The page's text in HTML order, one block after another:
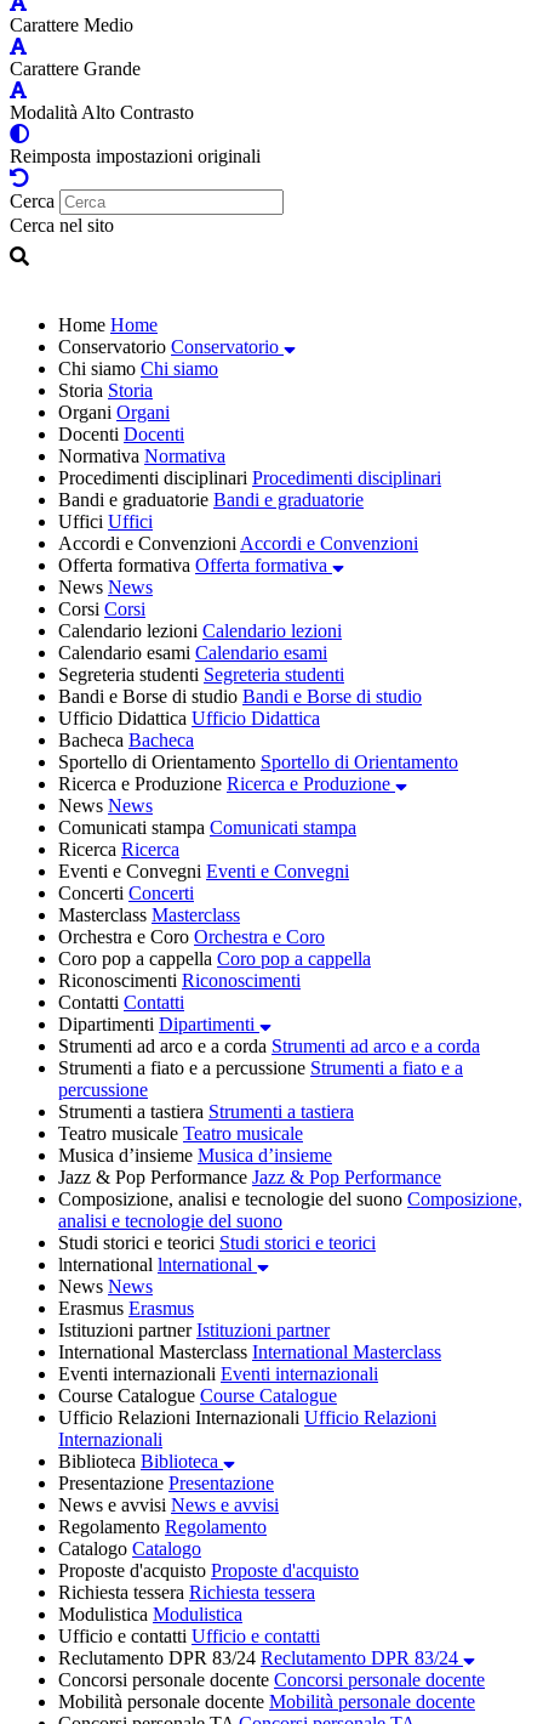
Carattere Medio
Carattere Grande
Modalità Alto Contrasto
Reimposta impostazioni originali
Cerca
Cerca nel sito
Home Home
Conservatorio Conservatorio
Chi siamo Chi siamo
Storia Storia
Organi Organi
Docenti Docenti
Normativa Normativa
Procedimenti disciplinari Procedimenti disciplinari
Bandi e graduatorie Bandi e graduatorie
Uffici Uffici
Accordi e Convenzioni Accordi e Convenzioni
Offerta formativa Offerta formativa
News News
Corsi Corsi
Calendario lezioni Calendario lezioni
Calendario esami Calendario esami
Segreteria studenti Segreteria studenti
Bandi e Borse di studio Bandi e Borse di studio
Ufficio Didattica Ufficio Didattica
Bacheca Bacheca
Sportello di Orientamento Sportello di Orientamento
Ricerca e Produzione Ricerca e Produzione
News News
Comunicati stampa Comunicati stampa
Ricerca Ricerca
Eventi e Convegni Eventi e Convegni
Concerti Concerti
Masterclass Masterclass
Orchestra e Coro Orchestra e Coro
Coro pop a cappella Coro pop a cappella
Riconoscimenti Riconoscimenti
Contatti Contatti
Dipartimenti Dipartimenti
Strumenti ad arco e a corda Strumenti ad arco e a corda
Strumenti a fiato e a percussione Strumenti a fiato e a
percussione
Strumenti a tastiera Strumenti a tastiera
Teatro musicale Teatro musicale
Musica d’insieme Musica d’insieme
Jazz & Pop Performance Jazz & Pop Performance
Composizione, analisi e tecnologie del suono Composizione,
analisi e tecnologie del suono
Studi storici e teorici Studi storici e teorici
lnternational lnternational
News News
Erasmus Erasmus
Istituzioni partner Istituzioni partner
International Masterclass International Masterclass
Eventi internazionali Eventi internazionali
Course Catalogue Course Catalogue
Ufficio Relazioni Internazionali Ufficio Relazioni
Internazionali
Biblioteca Biblioteca
Presentazione Presentazione
News e avvisi News e avvisi
Regolamento Regolamento
Catalogo Catalogo
Proposte d'acquisto Proposte d'acquisto
Richiesta tessera Richiesta tessera
Modulistica Modulistica
Ufficio e contatti Ufficio e contatti
Reclutamento DPR 83/24 Reclutamento DPR 83/24
Concorsi personale docente Concorsi personale docente
Mobilità personale docente Mobilità personale docente